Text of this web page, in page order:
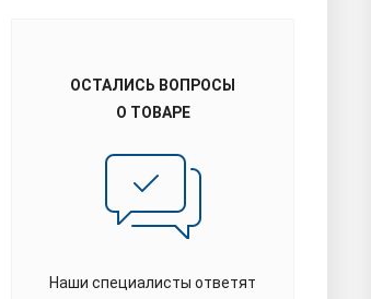
В наличии 8
Производитель­ность м3/
ОСТАЛИСЬ ВОПРОСЫ
О ТОВАРЕ
Наши специалисты ответят